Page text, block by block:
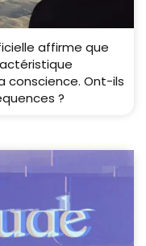
affirme que
conscience. Ont-ils
?